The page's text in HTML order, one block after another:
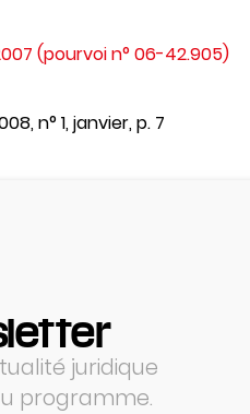
(pourvoi n° 06-42.905)
n° 1, janvier, p. 7
juridique
programme.